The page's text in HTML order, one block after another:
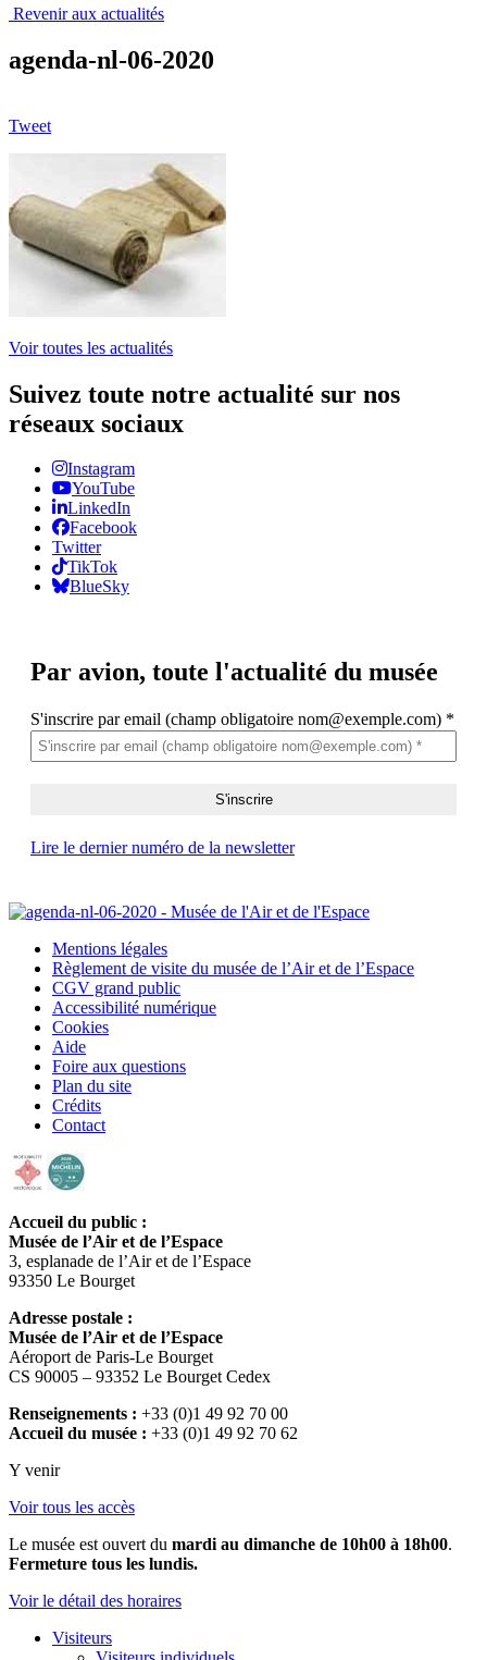
Revenir aux actualités
agenda-nl-06-2020
Tweet
Voir toutes les actualités
Suivez toute notre actualité sur nos
réseaux sociaux
Instagram
YouTube
LinkedIn
Facebook
Twitter
TikTok
BlueSky
Par avion, toute l'actualité du musée
S'inscrire par email (champ obligatoire nom@exemple.com) *
Lire le dernier numéro de la newsletter
Mentions légales
Règlement de visite du musée de l’Air et de l’Espace
CGV grand public
Accessibilité numérique
Cookies
Aide
Foire aux questions
Plan du site
Crédits
Contact
Accueil du public :
Musée de l’Air et de l’Espace
3, esplanade de l’Air et de l’Espace
93350 Le Bourget
Adresse postale :
Musée de l’Air et de l’Espace
Aéroport de Paris-Le Bourget
CS 90005 – 93352 Le Bourget Cedex
Renseignements : +33 (0)1 49 92 70 00
Accueil du musée : +33 (0)1 49 92 70 62
Y venir
Voir tous les accès
Le musée est ouvert du mardi au dimanche de 10h00 à 18h00.
Fermeture tous les lundis.
Voir le détail des horaires
Visiteurs